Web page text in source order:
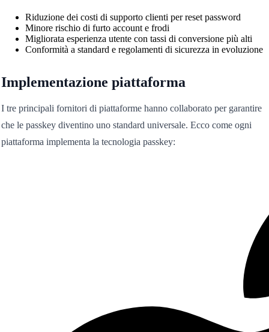
Riduzione dei costi di supporto clienti per reset password
Minore rischio di furto account e frodi
Migliorata esperienza utente con tassi di conversione più alti
Conformità a standard e regolamenti di sicurezza in evoluzione
Implementazione piattaforma
I tre principali fornitori di piattaforme hanno collaborato per garantire
che le passkey diventino uno standard universale. Ecco come ogni
piattaforma implementa la tecnologia passkey: